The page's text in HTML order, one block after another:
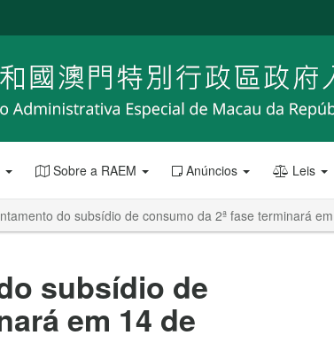
Sobre a RAEM Anúncios Leis
do subsídio de consumo da 2ª fase terminará
subsídio de
em 14 de